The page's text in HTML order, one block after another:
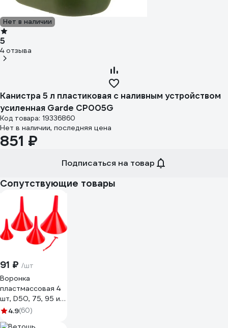
Нет в наличии
5
4 отзыва
Канистра 5 л пластиковая с наливным устройством
усиленная Garde CP005G
Код товара: 19336860
Нет в наличии, последняя цена
851 ₽
Подписаться на товар
Сопутствующие товары
91 ₽ /шт
Воронка
пластмассовая 4
шт, D50, 75, 95 и
115 мм REDMARK
4.9(60)